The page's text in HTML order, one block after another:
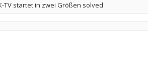
TV startet in zwei Größen solved